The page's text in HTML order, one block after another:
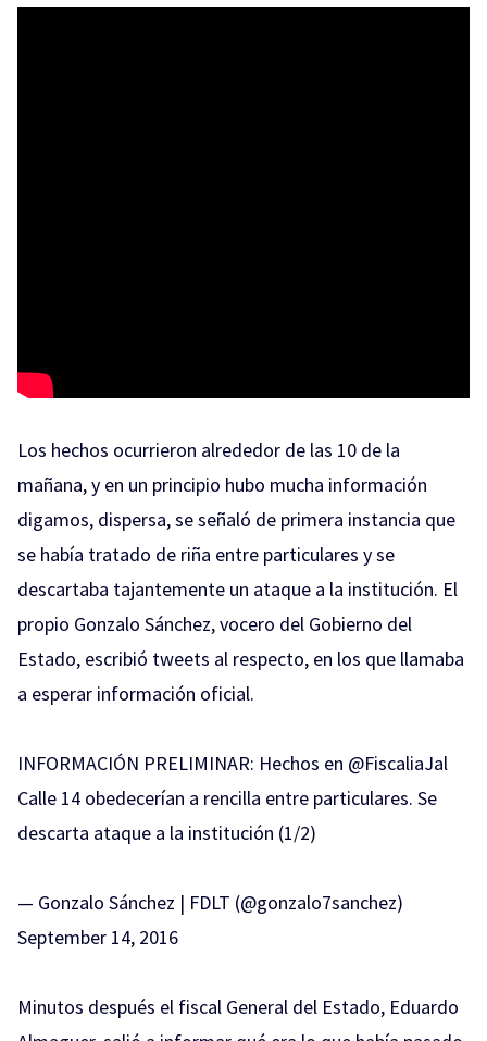
Los hechos ocurrieron alrededor de las 10 de la
mañana, y en un principio hubo mucha información
digamos, dispersa, se señaló de primera instancia que
se había tratado de riña entre particulares y se
descartaba tajantemente un ataque a la institución. El
propio Gonzalo Sánchez, vocero del Gobierno del
Estado, escribió tweets al respecto, en los que llamaba
a esperar información oficial.
INFORMACIÓN PRELIMINAR: Hechos en @FiscaliaJal
Calle 14 obedecerían a rencilla entre particulares. Se
descarta ataque a la institución (1/2)
— Gonzalo Sánchez | FDLT (@gonzalo7sanchez)
September 14, 2016
Minutos después el fiscal General del Estado, Eduardo